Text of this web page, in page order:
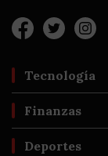
Tecnología
Finanzas
Deportes